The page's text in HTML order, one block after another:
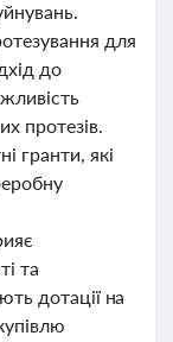
для
до
протезів.
гранти, які
та
дотації на